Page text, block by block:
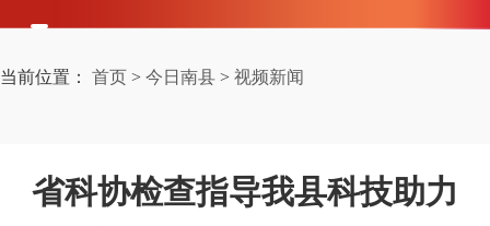
当前位置： 首页 > 今日南县 > 视频新闻
省科协检查指导我县科技助力